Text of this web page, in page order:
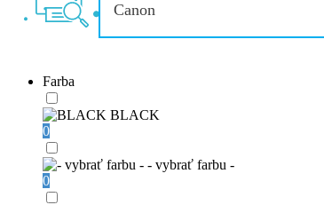
Canon
Farba
BLACK
0
- vybrať farbu -
0